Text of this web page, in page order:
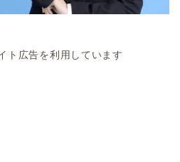
ト広告を利用しています